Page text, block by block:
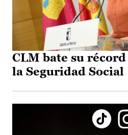
CLM bate su
la Seguridad Social